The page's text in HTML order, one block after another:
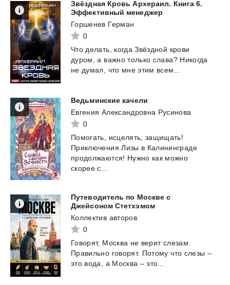
Звёздная Кровь Архераил. Книга 6.
Эффективный менеджер
Горшенев Герман
0
Что делать, когда Звёздной крови
дуром, а важно только слава? Никогда
не думал, что мне этим всем...
Ведьминские качели
Евгения Александровна Русинова
0
Помогать, исцелять, защищать!
Приключения Лизы в Калининграде
продолжаются! Нужно как можно
скорее с...
Путеводитель по Москве с
Джейсоном Стетхэмом
Коллектив авторов
0
Говорят, Москва не верит слезам.
Правильно говорят. Потому что слезы –
это вода, а Москва – это...